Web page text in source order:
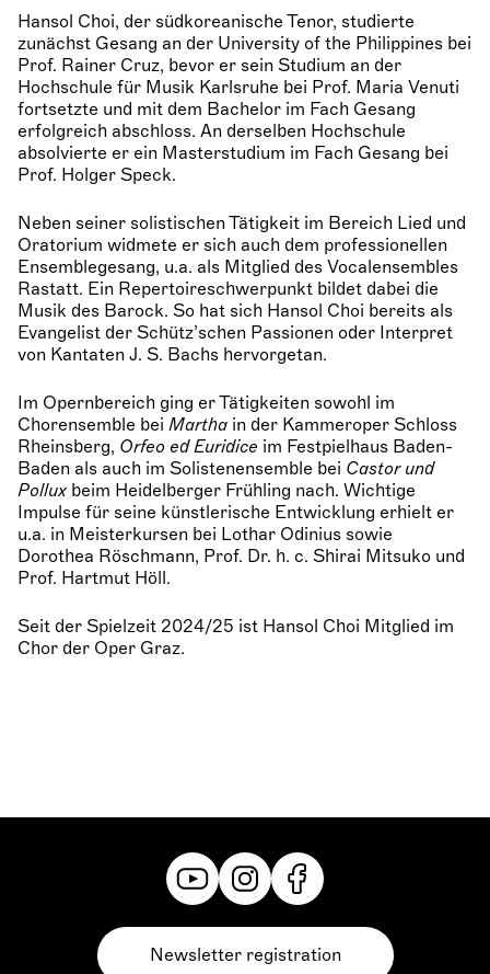
Hansol Choi, der südkoreanische Tenor, studierte
zunächst Gesang an der University of the Philippines bei
Prof. Rainer Cruz, bevor er sein Studium an der
Hochschule für Musik Karlsruhe bei Prof. Maria Venuti
fortsetzte und mit dem Bachelor im Fach Gesang
erfolgreich abschloss. An derselben Hochschule
absolvierte er ein Masterstudium im Fach Gesang bei
Prof. Holger Speck.
Neben seiner solistischen Tätigkeit im Bereich Lied und
Oratorium widmete er sich auch dem professionellen
Ensemblegesang, u.a. als Mitglied des Vocalensembles
Rastatt. Ein Repertoireschwerpunkt bildet dabei die
Musik des Barock. So hat sich Hansol Choi bereits als
Evangelist der Schütz’schen Passionen oder Interpret
von Kantaten J. S. Bachs hervorgetan.
Im Opernbereich ging er Tätigkeiten sowohl im
Chorensemble bei Martha in der Kammeroper Schloss
Rheinsberg, Orfeo ed Euridice im Festpielhaus Baden-
Baden als auch im Solistenensemble bei Castor und
Polluxbeim Heidelberger Frühling nach. Wichtige
Impulse für seine künstlerische Entwicklung erhielt er
u.a. in Meisterkursen bei Lothar Odinius sowie
Dorothea Röschmann, Prof. Dr. h. c. Shirai Mitsuko und
Prof. Hartmut Höll.
Seit der Spielzeit 2024/25 ist Hansol Choi Mitglied im
Chor der Oper Graz.
Newsletter registration